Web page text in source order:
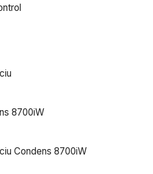
8700iW
Condens 8700iW